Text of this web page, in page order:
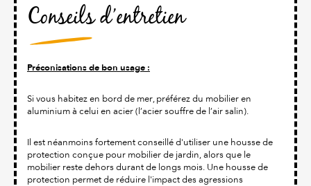
Conseils d’entretien
Préconisations de bon usage :
Si vous habitez en bord de mer, préférez du mobilier en
aluminium à celui en acier (l’acier souffre de l’air salin).
Il est néanmoins fortement conseillé d'utiliser une housse de
protection conçue pour mobilier de jardin, alors que le
mobilier reste dehors durant de longs mois. Une housse de
protection permet de réduire l'impact des agressions